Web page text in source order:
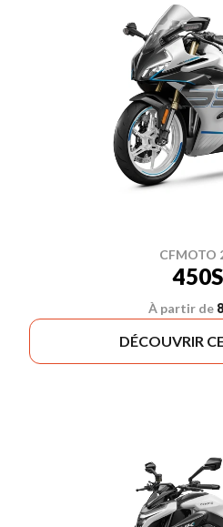
CFMOTO
À partir de
DÉCOUVRIR